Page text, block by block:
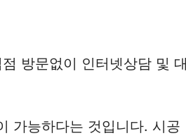
방문없이 인터넷상담 및 대
가능하다는 것입니다. 시공